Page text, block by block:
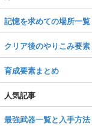
記憶を求めての場所一覧
クリア後のやりこみ要素
育成要素まとめ
人気記事
最強武器一覧と入手方法